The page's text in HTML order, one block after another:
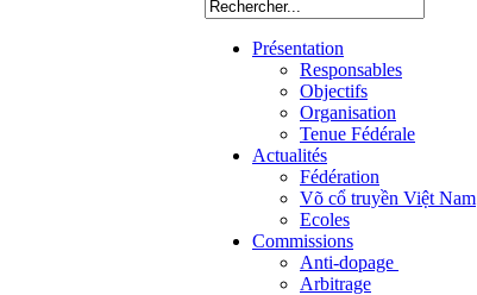
Présentation
Responsables
Objectifs
Organisation
Tenue Fédérale
Actualités
Fédération
Võ cổ truyền Việt Nam
Ecoles
Commissions
Anti-dopage
Arbitrage